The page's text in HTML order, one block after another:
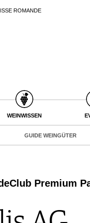
ROMANDE
WEINWISSEN
GUIDE WEINGÜTER
Premium